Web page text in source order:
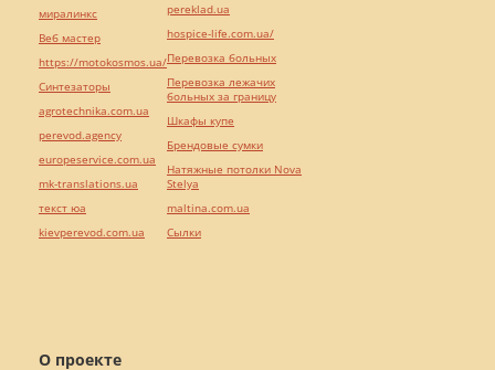
О проекте
миралинкс
Веб мастер
https://motokosmos.ua/
Синтезаторы
agrotechnika.com.ua
perevod.agency
europeservice.com.ua
mk-translations.ua
текст юа
kievperevod.com.ua
pereklad.ua
hospice-life.com.ua/
Перевозка больных
Перевозка лежачих
больных за границу
Шкафы купе
Брендовые сумки
Натяжные потолки Nova
Stelya
maltina.com.ua
Cылки